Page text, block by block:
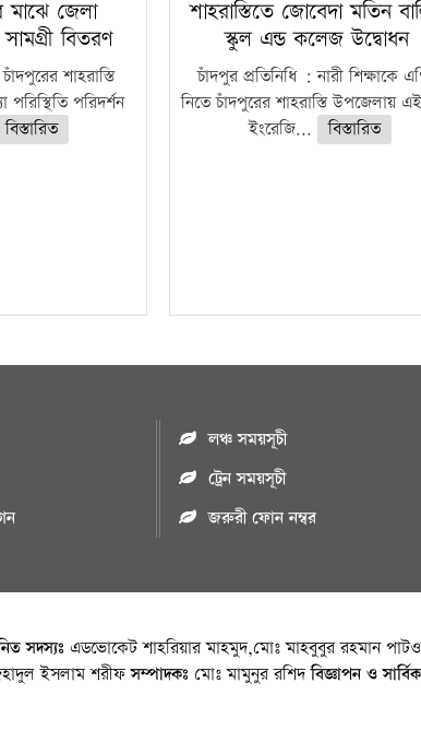
মাঝে জেলা
বিতরণ
শাহরাস্তি
পরিস্থিতি পরিদর্শন
বিস্তারিত
শাহরাস্তিতে জোবেদা মতিন
স্কুল এন্ড কলেজ উদ্বোধন
চাঁদপুর প্রতিনিধি : নারী শিক্ষাকে
নিতে চাঁদপুরের শাহরাস্তি উপজেলায়
ইংরেজি...
বিস্তারিত
লঞ্চ সময়সূচী
ট্রেন সময়সূচী
জরুরী ফোন নম্বর
সদস্যঃ এডভোকেট শাহরিয়ার মাহমুদ,মোঃ মাহবুবুর রহমান
ইসলাম শরীফসম্পাদকঃ মোঃ মামুনুর রশিদবিজ্ঞাপন ও